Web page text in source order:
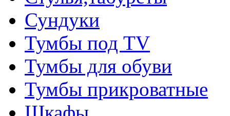
Сундуки
Тумбы под TV
Тумбы для обуви
Тумбы прикроватные